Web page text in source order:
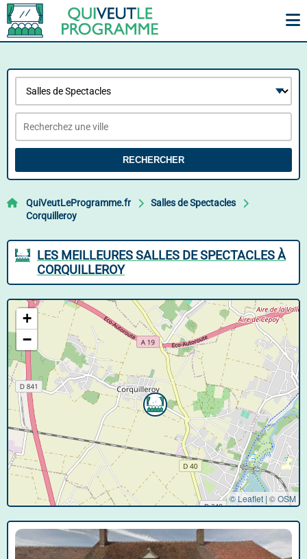
RECHERCHER
QuiVeutLeProgramme.fr
Salles de Spectacles
Corquilleroy
LES MEILLEURES SALLES DE SPECTACLES À
CORQUILLEROY
+
−
© Leaflet | ©OSM